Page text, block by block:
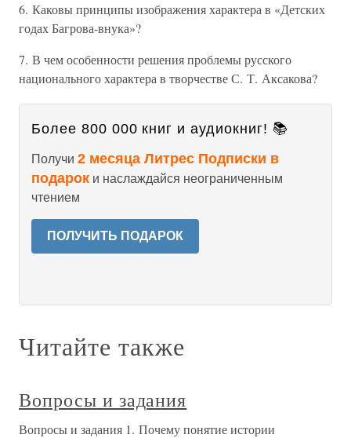
6. Каковы принципы изображения характера в «Детских
годах Багрова-внука»?
7. В чем особенности решения проблемы русского
национального характера в творчестве С. Т. Аксакова?
Более 800 000 книг и аудиокниг! 📚
Получи 2 месяца Литрес Подписки в
подарок и наслаждайся неограниченным
чтением
ПОЛУЧИТЬ ПОДАРОК
Читайте также
Вопросы и задания
Вопросы и задания 1. Почему понятие истории